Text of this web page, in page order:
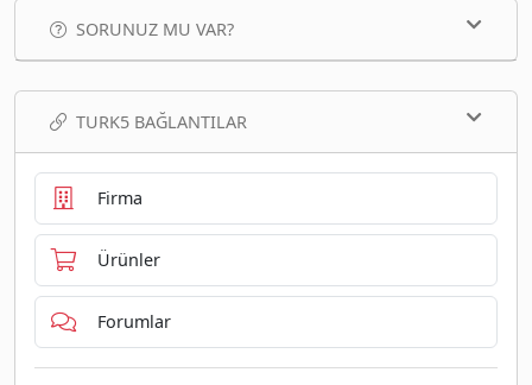
SORUNUZ MU VAR?
TURK5 BAĞLANTILAR
Firma
Ürünler
Forumlar